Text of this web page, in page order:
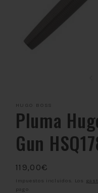
ventana
modal
HUGO BOSS
Pluma
Gun
Precio
habitual
119,00€
Impuestos incluidos. Los
pago.